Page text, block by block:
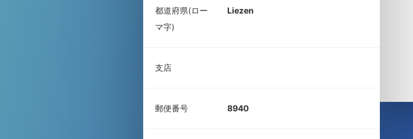
都道府県(ロー
マ字)
Liezen
支店
郵便番号 8940